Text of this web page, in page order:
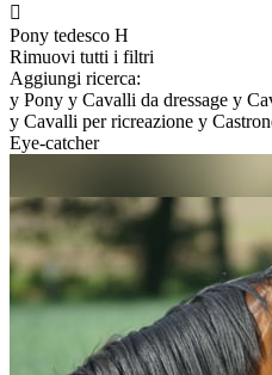

Pony tedesco H
Rimuovi tutti i filtri
Aggiungi ricerca:
y Pony y Cavalli da dressage y
y Cavalli per ricreazione y
Eye-catcher